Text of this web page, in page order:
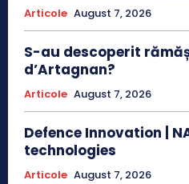
Articole August 7, 2026
S-au descoperit
d’Artagnan?
Articole August 7, 2026
Defence Innovation |
technologies
Articole August 7, 2026